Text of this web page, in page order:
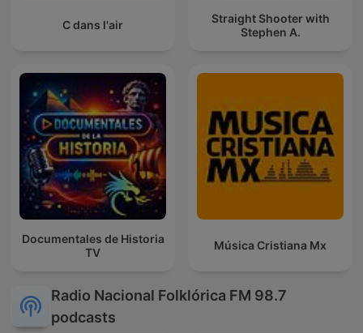
C dans l'air
Straight Shooter with
Stephen A.
Documentales de Historia
TV
Música Cristiana Mx
Radio Nacional Folklórica FM 98.7
podcasts